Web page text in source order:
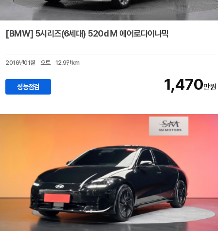
[BMW] 5시리즈(6세대) 520d M 에어로다이나믹
2016년01월 오토 12.9만km
성능점검 1,470만원